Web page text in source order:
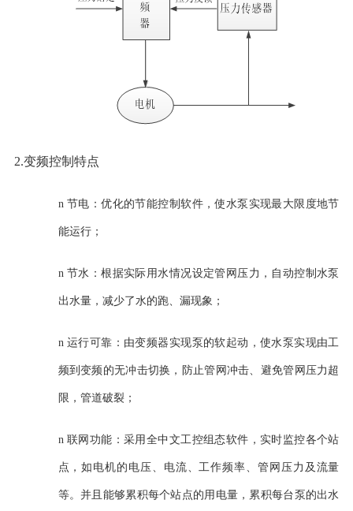
2.变频控制特点
n 节电：优化的节能控制软件，使水泵实现最大限度地节
能运行；
n 节水：根据实际用水情况设定管网压力，自动控制水泵
出水量，减少了水的跑、漏现象；
n 运行可靠：由变频器实现泵的软起动，使水泵实现由工
频到变频的无冲击切换，防止管网冲击、避免管网压力超
限，管道破裂；
n 联网功能：采用全中文工控组态软件，实时监控各个站
点，如电机的电压、电流、工作频率、管网压力及流量
等。并且能够累积每个站点的用电量，累积每台泵的出水